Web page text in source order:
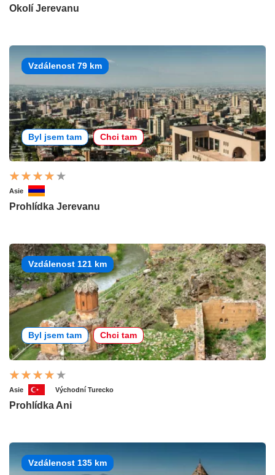
Okolí Jerevanu
Vzdálenost 79 km
Byl jsem tam Chci tam
Asie
Prohlídka Jerevanu
Vzdálenost 121 km
Byl jsem tam Chci tam
Asie Východní Turecko
Prohlídka Ani
Vzdálenost 135 km